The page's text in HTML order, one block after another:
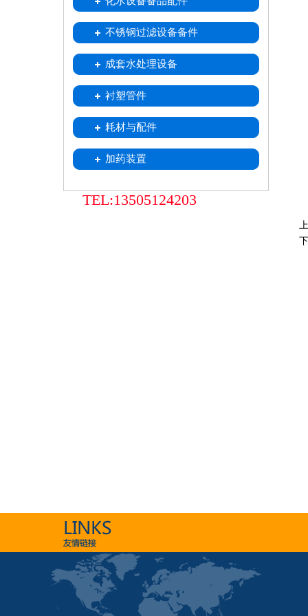
喷射器
不锈钢移动式树脂小车
树脂捕捉器
酸雾吸收器
不锈钢过滤设备备件
中排装置
不锈钢滤水帽
不锈钢滤元
成套水处理设备
衬塑管件
耗材与配件
加药装置
TEL:13505124203